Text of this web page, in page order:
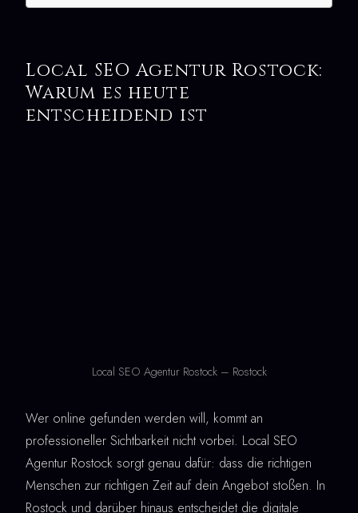
Local SEO Agentur Rostock:
Warum es heute
entscheidend ist
Local SEO Agentur Rostock – Rostock
Wer online gefunden werden will, kommt an
professioneller Sichtbarkeit nicht vorbei. Local SEO
Agentur Rostock sorgt genau dafür: dass die richtigen
Menschen zur richtigen Zeit auf dein Angebot stoßen. In
Rostock und darüber hinaus entscheidet die digitale